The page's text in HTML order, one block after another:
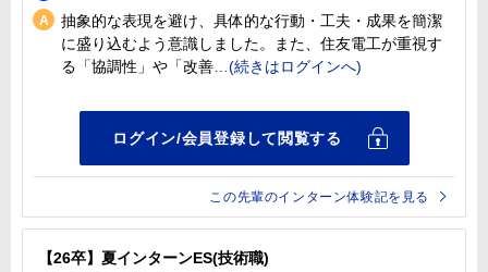
抽象的な表現を避け、具体的な行動・工夫・成果を簡潔
に盛り込むよう意識しました。また、住友電工が重視す
る「協調性」や「改善
この先輩のインターン体験記を見る
【26卒】夏インターンES(技術職)